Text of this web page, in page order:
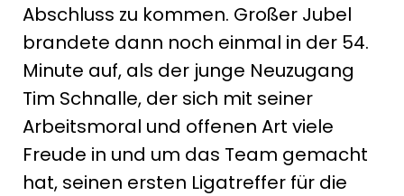
Abschluss zu kommen. Großer Jubel
brandete dann noch einmal in der 54.
Minute auf, als der junge Neuzugang
Tim Schnalle, der sich mit seiner
Arbeitsmoral und offenen Art viele
Freude in und um das Team gemacht
hat, seinen ersten Ligatreffer für die